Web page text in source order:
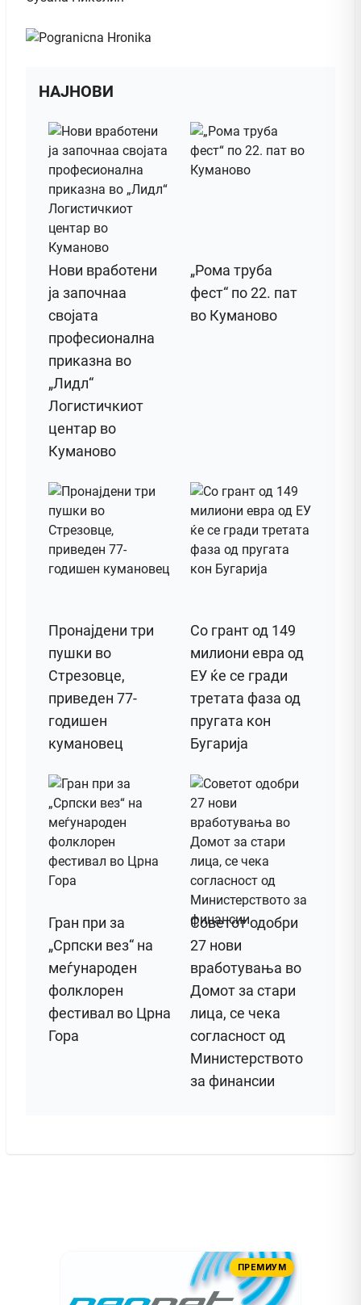
НАЈНОВИ
Нови вработени
ја започнаа
својата
професионална
приказна во
„Лидл“
Логистичкиот
центар во
Куманово
„Рома труба
фест“ по 22. пат
во Куманово
Пронајдени три
пушки во
Стрезовце,
приведен 77-
годишен
кумановец
Со грант од 149
милиони евра од
ЕУ ќе се гради
третата фаза од
пругата кон
Бугарија
Гран при за
„Српски вез“ на
меѓународен
фолклорен
фестивал во Црна
Гора
Советот одобри
27 нови
вработувања во
Домот за стари
лица, се чека
согласност од
Министерството
за финансии
ПРЕМИУМ